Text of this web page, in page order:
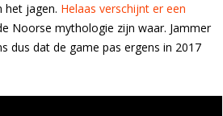
het jagen. Helaas verschijnt er een
Noorse mythologie zijn waar. Jammer
dus dat de game pas ergens in 2017